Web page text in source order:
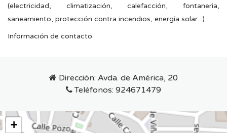
(electricidad, climatización, calefacción, fontanería,
saneamiento, protección contra incendios, energía solar...)
Información de contacto
Dirección: Avda. de América, 20
Teléfonos: 924671479
+